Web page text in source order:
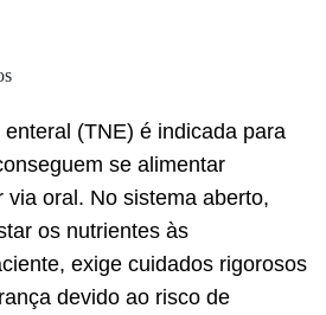
(TNE) é indicada para
se alimentar
via oral. No sistema aberto,
os nutrientes às
exige cuidados rigorosos
devido ao risco de